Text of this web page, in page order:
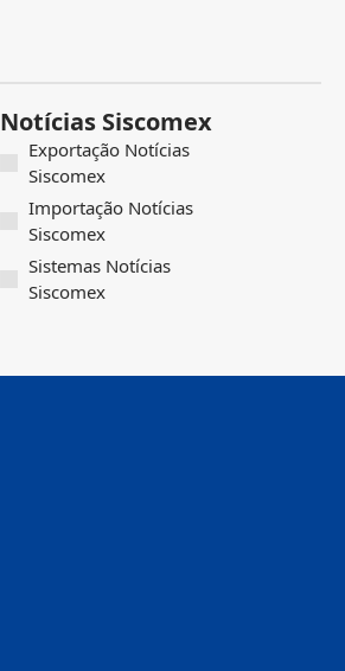
Notícias Siscomex
Exportação Notícias
Siscomex
Importação Notícias
Siscomex
Sistemas Notícias
Siscomex